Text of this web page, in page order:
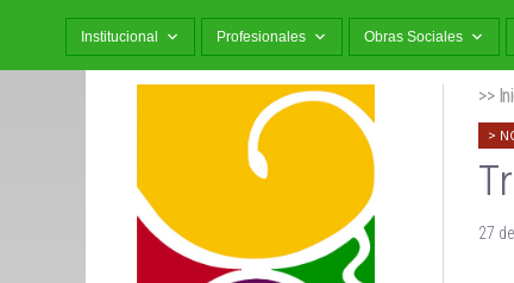
Institucional Profesionales Obras Sociales
>>
27